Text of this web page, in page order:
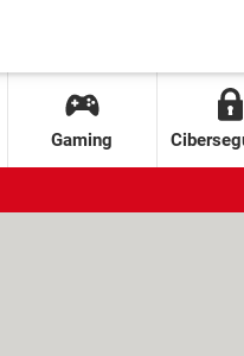
Gaming